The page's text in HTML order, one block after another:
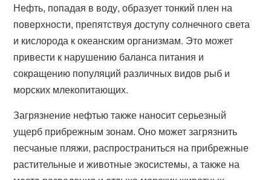
Нефть, попадая в воду, образует тонкий плен на
поверхности, препятствуя доступу солнечного света
и кислорода к океанским организмам. Это может
привести к нарушению баланса питания и
сокращению популяций различных видов рыб и
морских млекопитающих.
Загрязнение нефтью также наносит серьезный
ущерб прибрежным зонам. Оно может загрязнить
песчаные пляжи, распространиться на прибрежные
растительные и животные экосистемы, а также на